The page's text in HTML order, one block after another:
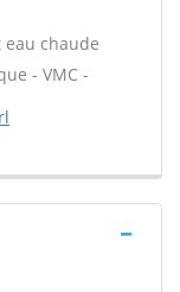
chaude
- VMC -